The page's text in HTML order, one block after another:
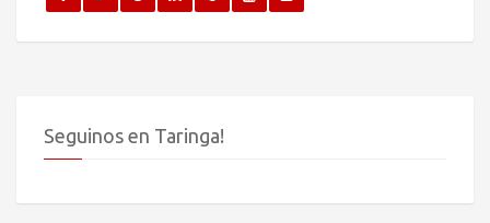
Seguinos en Taringa!